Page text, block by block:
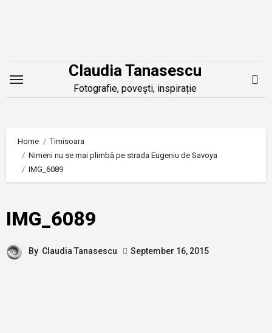
Claudia Tanasescu
Fotografie, povești, inspirație
Home
Timisoara
Nimeni nu se mai plimbă pe strada Eugeniu de Savoya
IMG_6089
IMG_6089
By Claudia Tanasescu September 16, 2015